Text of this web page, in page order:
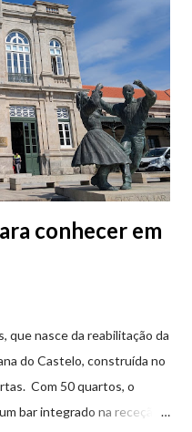
conhecer em
que nasce da reabilitação da
do Castelo, construída no
Com 50 quartos, o
bar integrado na receção,